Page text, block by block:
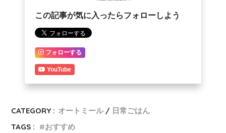
この記事が気に入ったらフォローしよう
フォローする
YouTube
CATEGORY : オートミール
日常ごはん
TAGS :
おすすめ